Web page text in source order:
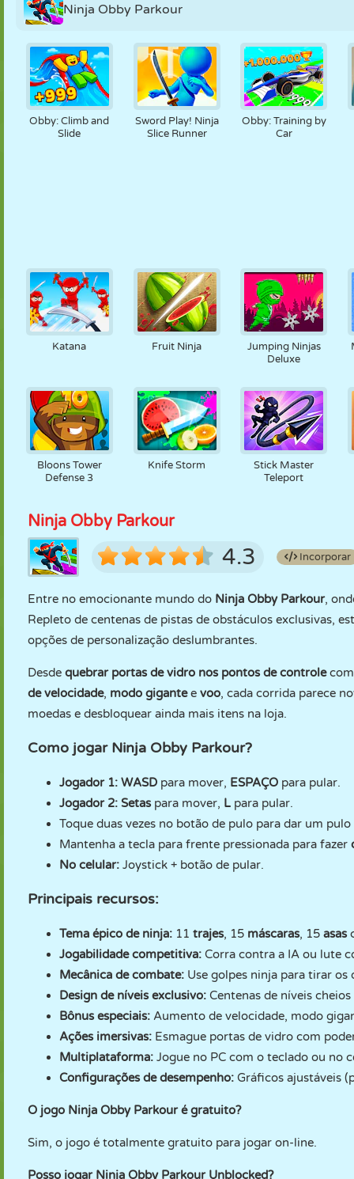
Ninja Obby Parkour
Obby: Climb and
Slide
Sword Play! Ninja
Slice Runner
Obby: Training by
Car
Katana Fruit Ninja
Jumping Ninjas
Deluxe
Bloons Tower
Defense 3
Knife Storm
Stick Master
Teleport
Ninja Obby Parkour
4.3 Incorporar
Entre no emocionante mundo do Ninja Obby Parkour,
Repleto de centenas de pistas de obstáculos exclusivas,
opções de personalização deslumbrantes.
Desde quebrar portas de vidro nos pontos de controlecom
de velocidade, modo gigantee voo, cada corrida parece
moedas e desbloquear ainda mais itens na loja.
Como jogar Ninja Obby Parkour?
Jogador 1: WASD para mover, ESPAÇO para pular.
Jogador 2: Setaspara mover, L para pular.
Toque duas vezes no botão de pulo para dar um pulo
Mantenha a tecla para frente pressionada para fazer
No celular: Joystick + botão de pular.
Principais recursos:
Tema épico de ninja: 11 trajes, 15 máscaras, 15 asas
Jogabilidade competitiva: Corra contra a IA ou lute
Mecânica de combate: Use golpes ninja para tirar
Design de níveis exclusivo: Centenas de níveis
Bônus especiais: Aumento de velocidade, modo
Ações imersivas: Esmague portas de vidro com
Multiplataforma: Jogue no PC com o teclado ou no
Configurações de desempenho: Gráficos ajustáveis
O jogo Ninja Obby Parkour é gratuito?
Sim, o jogo é totalmente gratuito para jogar on-line.
Posso jogar Ninja Obby Parkour Unblocked?